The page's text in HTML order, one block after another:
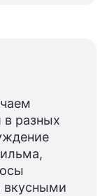
в разных
вкусными